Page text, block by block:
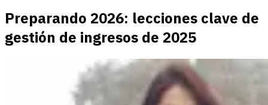
Preparando 2026: lecciones clave de
gestión de ingresos de 2025